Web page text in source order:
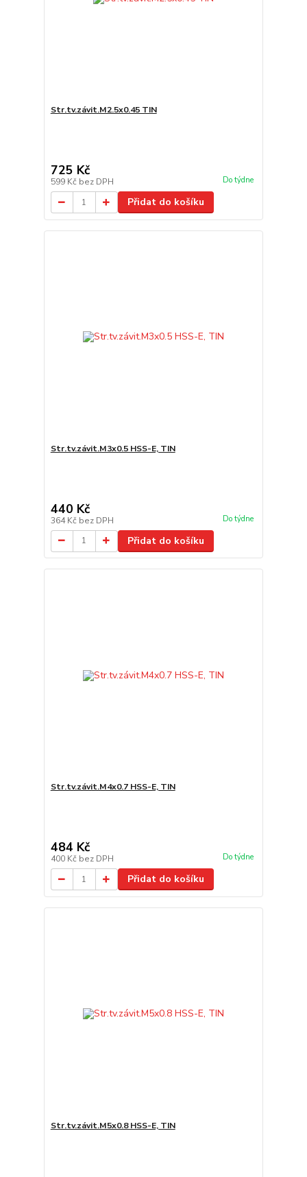
Str.tv.závit.M2.5x0.45 TIN
725 Kč
599 Kč bez DPH Do týdne
Přidat do košíku
Str.tv.závit.M3x0.5 HSS-E, TIN
440 Kč
364 Kč bez DPH Do týdne
Přidat do košíku
Str.tv.závit.M4x0.7 HSS-E, TIN
484 Kč
400 Kč bez DPH Do týdne
Přidat do košíku
Str.tv.závit.M5x0.8 HSS-E, TIN